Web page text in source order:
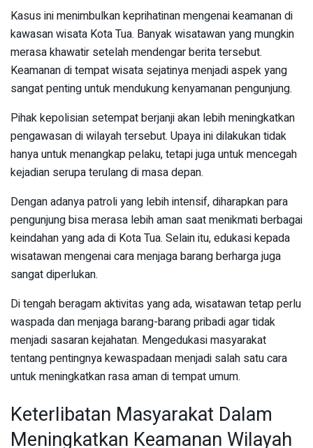
Kasus ini menimbulkan keprihatinan mengenai keamanan di
kawasan wisata Kota Tua. Banyak wisatawan yang mungkin
merasa khawatir setelah mendengar berita tersebut.
Keamanan di tempat wisata sejatinya menjadi aspek yang
sangat penting untuk mendukung kenyamanan pengunjung.
Pihak kepolisian setempat berjanji akan lebih meningkatkan
pengawasan di wilayah tersebut. Upaya ini dilakukan tidak
hanya untuk menangkap pelaku, tetapi juga untuk mencegah
kejadian serupa terulang di masa depan.
Dengan adanya patroli yang lebih intensif, diharapkan para
pengunjung bisa merasa lebih aman saat menikmati berbagai
keindahan yang ada di Kota Tua. Selain itu, edukasi kepada
wisatawan mengenai cara menjaga barang berharga juga
sangat diperlukan.
Di tengah beragam aktivitas yang ada, wisatawan tetap perlu
waspada dan menjaga barang-barang pribadi agar tidak
menjadi sasaran kejahatan. Mengedukasi masyarakat
tentang pentingnya kewaspadaan menjadi salah satu cara
untuk meningkatkan rasa aman di tempat umum.
Keterlibatan Masyarakat Dalam
Meningkatkan Keamanan Wilayah